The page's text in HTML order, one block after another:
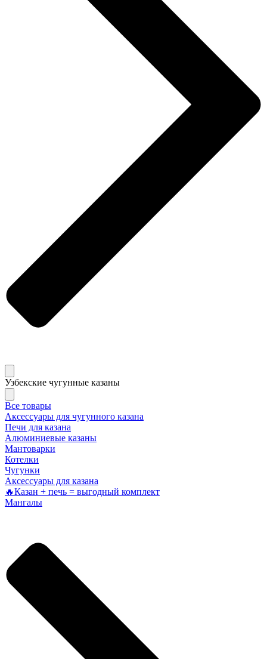
Узбекские чугунные казаны
Все товары
Аксессуары для чугунного казана
Печи для казана
Алюминиевые казаны
Мантоварки
Котелки
Чугунки
Аксессуары для казана
🔥Казан + печь = выгодный комплект
Мангалы